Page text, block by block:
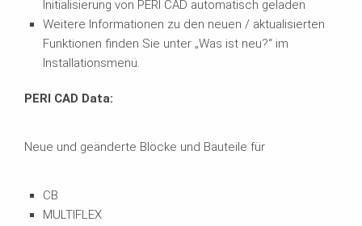
Initialisierung von PERI CAD automatisch geladen
Weitere Informationen zu den neuen / aktualisierten
Funktionen finden Sie unter „Was ist neu?“ im
Installationsmenü.
PERI CAD Data:
Neue und geänderte Blöcke und Bauteile für
CB
MULTIFLEX